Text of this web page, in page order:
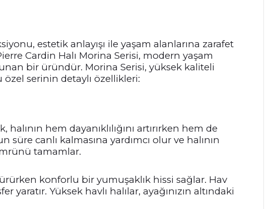
estetik anlayışı ile yaşam alanlarına zarafet
Cardin Halı Morina Serisi, modern yaşam
bir üründür. Morina Serisi, yüksek kaliteli
serinin detaylı özellikleri:
hem dayanıklılığını artırırken hem de
canlı kalmasına yardımcı olur ve halının
tamamlar.
konforlu bir yumuşaklık hissi sağlar. Hav
yaratır. Yüksek havlı halılar, ayağınızın altındaki